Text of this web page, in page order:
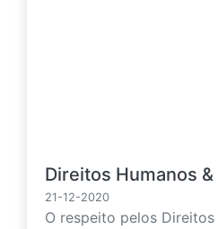
Direitos Humanos &
21-12-2020
O respeito pelos